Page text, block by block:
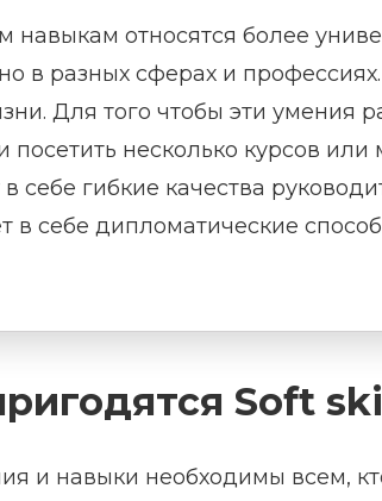
навыкам относятся более
в разных сферах и
Для того чтобы эти умения
посетить несколько курсов
в себе гибкие качества
в себе дипломатические
Soft
и навыки необходимы всем,